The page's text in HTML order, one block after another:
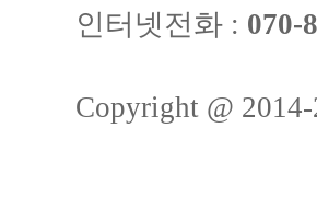
인터넷전화 : 070-
Copyright @